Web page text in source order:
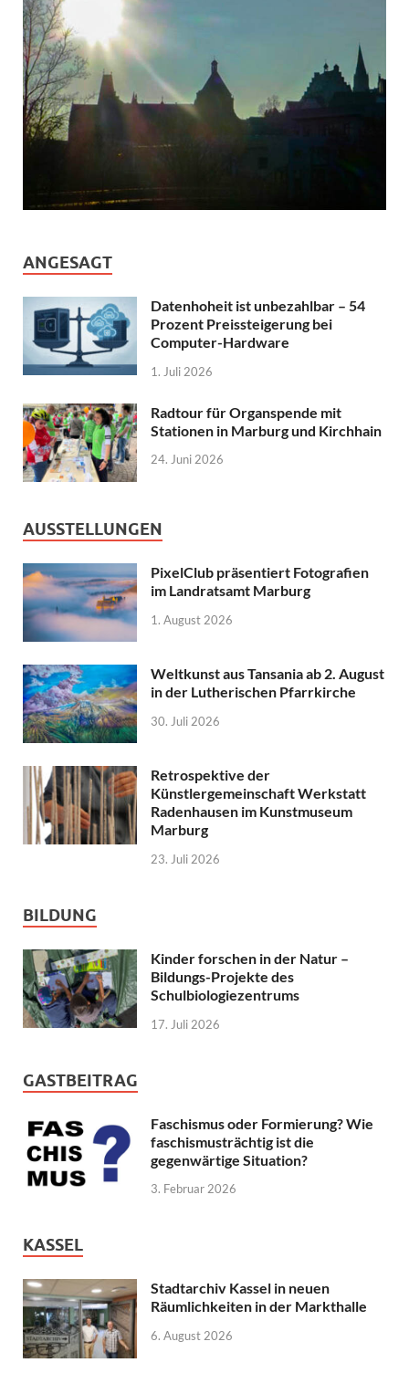
ANGESAGT
Datenhoheit ist unbezahlbar – 54
Prozent Preissteigerung bei
Computer-Hardware
1. Juli 2026
Radtour für Organspende mit
Stationen in Marburg und Kirchhain
24. Juni 2026
AUSSTELLUNGEN
PixelClub präsentiert Fotografien
im Landratsamt Marburg
1. August 2026
Weltkunst aus Tansania ab 2. August
in der Lutherischen Pfarrkirche
30. Juli 2026
Retrospektive der
Künstlergemeinschaft Werkstatt
Radenhausen im Kunstmuseum
Marburg
23. Juli 2026
BILDUNG
Kinder forschen in der Natur –
Bildungs-Projekte des
Schulbiologiezentrums
17. Juli 2026
GASTBEITRAG
Faschismus oder Formierung? Wie
faschismusträchtig ist die
gegenwärtige Situation?
3. Februar 2026
KASSEL
Stadtarchiv Kassel in neuen
Räumlichkeiten in der Markthalle
6. August 2026